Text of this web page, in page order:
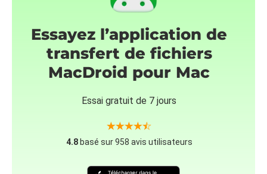
Essayez l’application de
transfert de fichiers
MacDroid pour Mac
Essai gratuit de 7 jours
4.8basé sur 958 avis utilisateurs